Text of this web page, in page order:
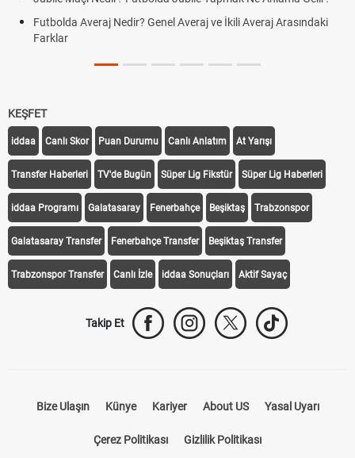
Futbolda Averaj Nedir? Genel Averaj ve İkili Averaj Arasındaki
Farklar
KEŞFET
iddaa Canlı Skor Puan Durumu Canlı Anlatım At Yarışı
Transfer Haberleri TV'de Bugün Süper Lig Fikstür Süper Lig Haberleri
iddaa Programı Galatasaray Fenerbahçe Beşiktaş Trabzonspor
Galatasaray Transfer Fenerbahçe Transfer Beşiktaş Transfer
Trabzonspor Transfer Canlı İzle iddaa Sonuçları Aktif Sayaç
Takip Et
Bize Ulaşın Künye Kariyer About US Yasal Uyarı
Çerez Politikası Gizlilik Politikası